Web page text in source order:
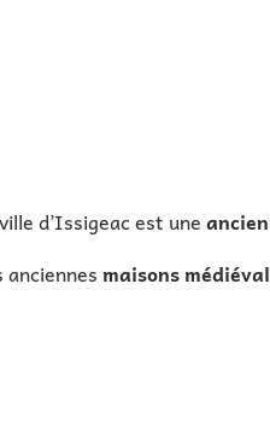
d’Issigeac est une
maisons